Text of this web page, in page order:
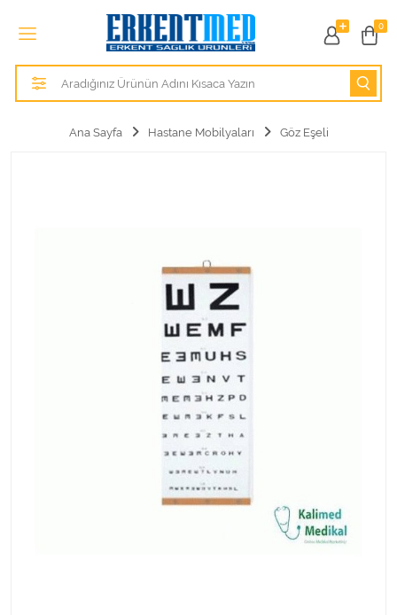
0
Tüm Kategoriler
Alezler
Ana Sayfa Hastane Mobilyaları Göz Eşeli